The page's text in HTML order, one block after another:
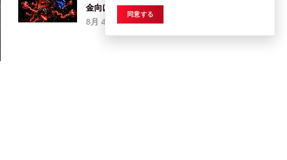
金向けファンドを発表
8月 4th, 2026
同意する